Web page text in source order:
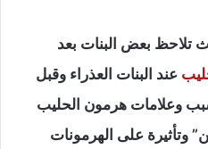
تلاحظ بعض البنات بعد
عند البنات العذراء وقبل
وعلامات هرمون الحليب
وتأثيرة على الهرمونات